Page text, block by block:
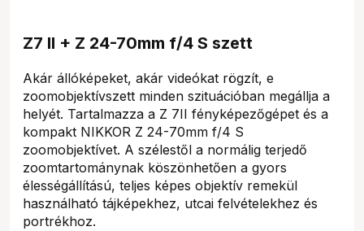
Z7 II + Z 24-70mm f/4 S szett
Akár állóképeket, akár videókat rögzít, e
zoomobjektívszett minden szituációban megállja a
helyét. Tartalmazza a Z 7II fényképezőgépet és a
kompakt NIKKOR Z 24-70mm f/4 S
zoomobjektívet. A szélestől a normálig terjedő
zoomtartománynak köszönhetően a gyors
élességállítású, teljes képes objektív remekül
használható tájképekhez, utcai felvételekhez és
portrékhoz.